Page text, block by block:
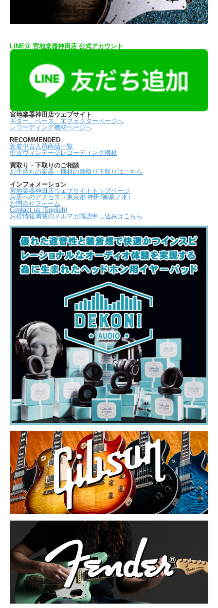
LINE@ 宮地楽器神田店 公式アカウント
宮地楽器神田店ウェブサイト
ギター、ベース、エフェクターページへ
レコーディング機材ページへ
RECOMMENDED
新着中古入荷商品一覧
中古ヴィンテージレコーディング機材
買取り・下取りのご相談
お手持ちの楽器・機材の買取り下取りはこちら
インフォメーション
宮地楽器神田店ウェブサイトトップページ
お店へのアクセス（東京都 神田/御茶ノ水）
お問合せフォーム
Contact us (English)
お得情報満載のメルマガ購読申し込みはこちら